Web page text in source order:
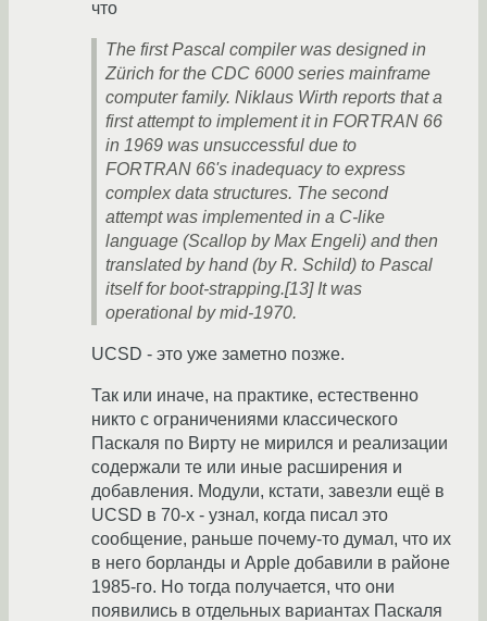
что
The first Pascal compiler was designed in
Zürich for the CDC 6000 series mainframe
computer family. Niklaus Wirth reports that a
first attempt to implement it in FORTRAN 66
in 1969 was unsuccessful due to
FORTRAN 66's inadequacy to express
complex data structures. The second
attempt was implemented in a C-like
language (Scallop by Max Engeli) and then
translated by hand (by R. Schild) to Pascal
itself for boot-strapping.[13] It was
operational by mid-1970.
UCSD - это уже заметно позже.
Так или иначе, на практике, естественно
никто с ограничениями классического
Паскаля по Вирту не мирился и реализации
содержали те или иные расширения и
добавления. Модули, кстати, завезли ещё в
UCSD в 70-х - узнал, когда писал это
сообщение, раньше почему-то думал, что их
в него борланды и Apple добавили в районе
1985-го. Но тогда получается, что они
появились в отдельных вариантах Паскаля